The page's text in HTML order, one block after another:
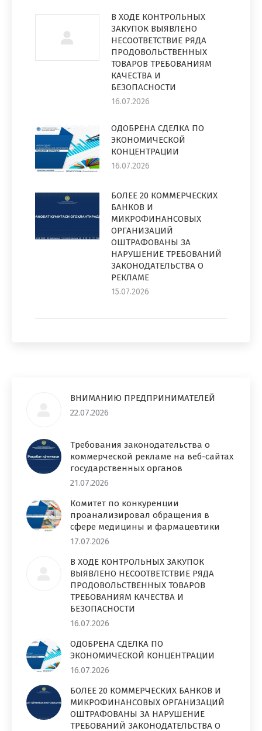
В ХОДЕ КОНТРОЛЬНЫХ
ЗАКУПОК ВЫЯВЛЕНО
НЕСООТВЕТСТВИЕ РЯДА
ПРОДОВОЛЬСТВЕННЫХ
ТОВАРОВ ТРЕБОВАНИЯМ
КАЧЕСТВА И
БЕЗОПАСНОСТИ
16.07.2026
ОДОБРЕНА СДЕЛКА ПО
ЭКОНОМИЧЕСКОЙ
КОНЦЕНТРАЦИИ
16.07.2026
БОЛЕЕ 20 КОММЕРЧЕСКИХ
БАНКОВ И
МИКРОФИНАНСОВЫХ
ОРГАНИЗАЦИЙ
ОШТРАФОВАНЫ ЗА
НАРУШЕНИЕ ТРЕБОВАНИЙ
ЗАКОНОДАТЕЛЬСТВА О
РЕКЛАМЕ
15.07.2026
ВНИМАНИЮ ПРЕДПРИНИМАТЕЛЕЙ
22.07.2026
Требования законодательства о
коммерческой рекламе на веб-сайтах
государственных органов
21.07.2026
Комитет по конкуренции
проанализировал обращения в
сфере медицины и фармацевтики
17.07.2026
В ХОДЕ КОНТРОЛЬНЫХ ЗАКУПОК
ВЫЯВЛЕНО НЕСООТВЕТСТВИЕ РЯДА
ПРОДОВОЛЬСТВЕННЫХ ТОВАРОВ
ТРЕБОВАНИЯМ КАЧЕСТВА И
БЕЗОПАСНОСТИ
16.07.2026
ОДОБРЕНА СДЕЛКА ПО
ЭКОНОМИЧЕСКОЙ КОНЦЕНТРАЦИИ
16.07.2026
БОЛЕЕ 20 КОММЕРЧЕСКИХ БАНКОВ И
МИКРОФИНАНСОВЫХ ОРГАНИЗАЦИЙ
ОШТРАФОВАНЫ ЗА НАРУШЕНИЕ
ТРЕБОВАНИЙ ЗАКОНОДАТЕЛЬСТВА О